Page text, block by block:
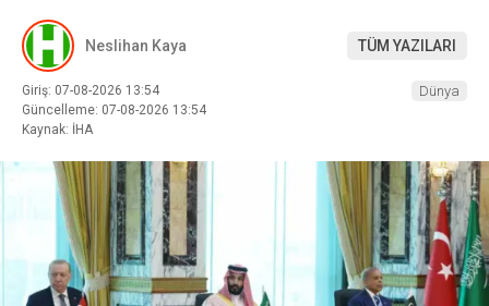
Neslihan Kaya TÜM YAZILARI
Giriş: 07-08-2026 13:54
Güncelleme: 07-08-2026 13:54
Kaynak: İHA
Dünya